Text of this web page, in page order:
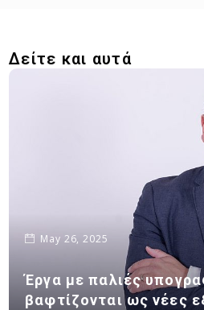
Δείτε και αυτά
May 26, 2025
Έργα με παλιές
βαφτίζονται ως νέες